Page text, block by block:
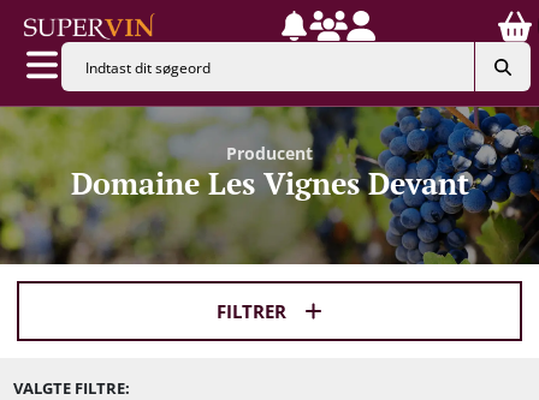
Producent
Domaine Les Vignes Devant
FILTRER
VALGTE FILTRE: